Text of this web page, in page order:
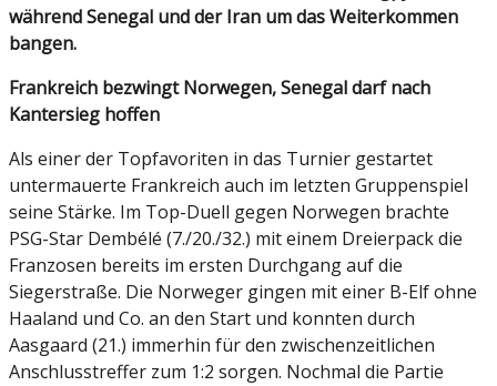
während Senegal und der Iran um das Weiterkommen
bangen.
Frankreich bezwingt Norwegen, Senegal darf nach
Kantersieg hoffen
Als einer der Topfavoriten in das Turnier gestartet
untermauerte Frankreich auch im letzten Gruppenspiel
seine Stärke. Im Top-Duell gegen Norwegen brachte
PSG-Star Dembélé (7./20./32.) mit einem Dreierpack die
Franzosen bereits im ersten Durchgang auf die
Siegerstraße. Die Norweger gingen mit einer B-Elf ohne
Haaland und Co. an den Start und konnten durch
Aasgaard (21.) immerhin für den zwischenzeitlichen
Anschlusstreffer zum 1:2 sorgen. Nochmal die Partie